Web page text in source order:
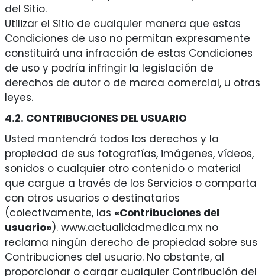
del Sitio.
Utilizar el Sitio de cualquier manera que estas
Condiciones de uso no permitan expresamente
constituirá una infracción de estas Condiciones
de uso y podría infringir la legislación de
derechos de autor o de marca comercial, u otras
leyes.
4.2. CONTRIBUCIONES DEL USUARIO
Usted mantendrá todos los derechos y la
propiedad de sus fotografías, imágenes, vídeos,
sonidos o cualquier otro contenido o material
que cargue a través de los Servicios o comparta
con otros usuarios o destinatarios
(colectivamente, las «Contribuciones del
usuario»). www.actualidadmedica.mx no
reclama ningún derecho de propiedad sobre sus
Contribuciones del usuario. No obstante, al
proporcionar o cargar cualquier Contribución del